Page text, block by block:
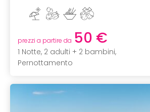
prezzi a partire da 50 €
1 Notte, 2 adulti + 2 bambini,
Pernottamento